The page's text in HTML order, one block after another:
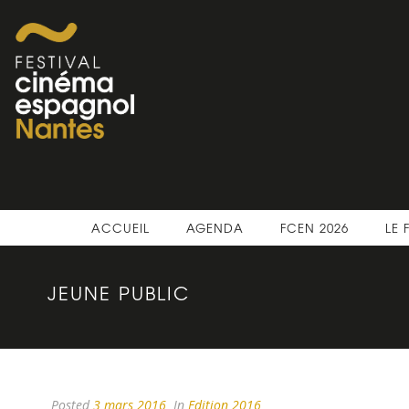
ACCUEIL AGENDA FCEN 2026 LE
JEUNE PUBLIC
Posted 3 mars 2016 In Edition 2016